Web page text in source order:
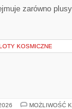
zarówno
KOSMICZNE
MOŻLIWOŚĆ